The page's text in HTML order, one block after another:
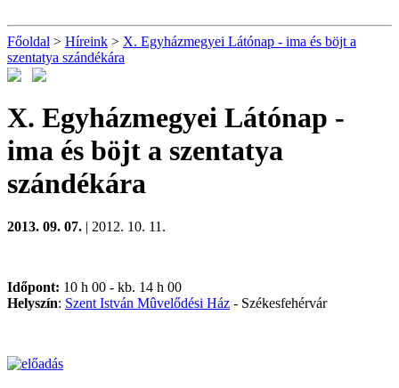
Főoldal > Híreink > X. Egyházmegyei Látónap - ima és böjt a
szentatya szándékára
X. Egyházmegyei Látónap -
ima és böjt a szentatya
szándékára
2013. 09. 07. | 2012. 10. 11.
Időpont: 10 h 00 - kb. 14 h 00
Helyszín: Szent István Mûvelődési Ház - Székesfehérvár